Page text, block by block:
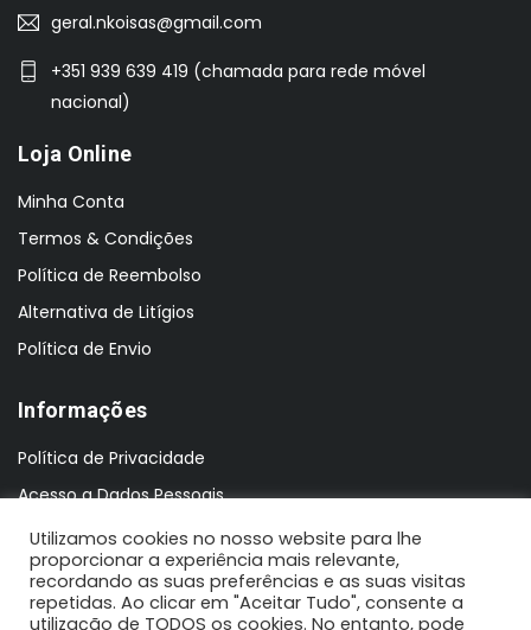
geral.nkoisas@gmail.com
+351 939 639 419 (chamada para rede móvel
nacional)
Loja Online
Minha Conta
Termos & Condições
Política de Reembolso
Alternativa de Litígios
Política de Envio
Informações
Política de Privacidade
Acesso a Dados Pessoais
Utilizamos cookies no nosso website para lhe
proporcionar a experiência mais relevante,
recordando as suas preferências e as suas visitas
repetidas. Ao clicar em "Aceitar Tudo", consente a
utilização de TODOS os cookies. No entanto, pode